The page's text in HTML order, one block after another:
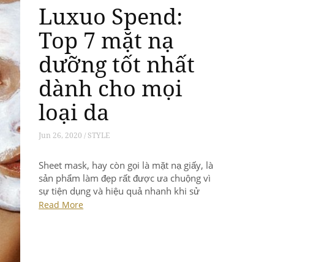
Luxuo Spend:
Top 7 mặt nạ
dưỡng tốt nhất
dành cho mọi
loại da
Jun 26, 2020 / STYLE
Sheet mask, hay còn gọi là mặt nạ giấy, là
sản phẩm làm đẹp rất được ưa chuộng vì
sự tiện dụng và hiệu quả nhanh khi sử
dụng. Sự đa dạng của các loại mặt nạ
Read More